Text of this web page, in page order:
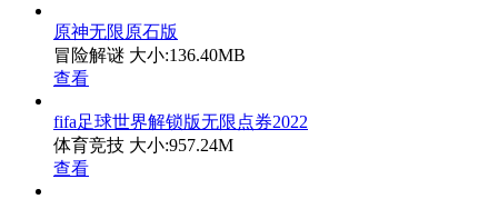
原神无限原石版
冒险解谜 大小:136.40MB
查看
fifa足球世界解锁版无限点券2022
体育竞技 大小:957.24M
查看